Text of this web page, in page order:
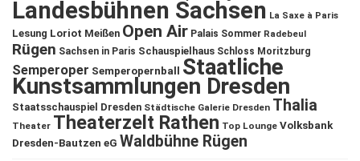
Landesbühnen Sachsen La Saxe à Paris
Lesung Loriot Meißen Open Air Palais Sommer Radebeul
Rügen Sachsen in Paris Schauspielhaus Schloss Moritzburg
Semperoper Semperopernball Staatliche
Kunstsammlungen Dresden
Staatsschauspiel Dresden Städtische Galerie Dresden Thalia
Theater Theaterzelt Rathen Top Lounge Volksbank
Dresden-Bautzen eG Waldbühne Rügen